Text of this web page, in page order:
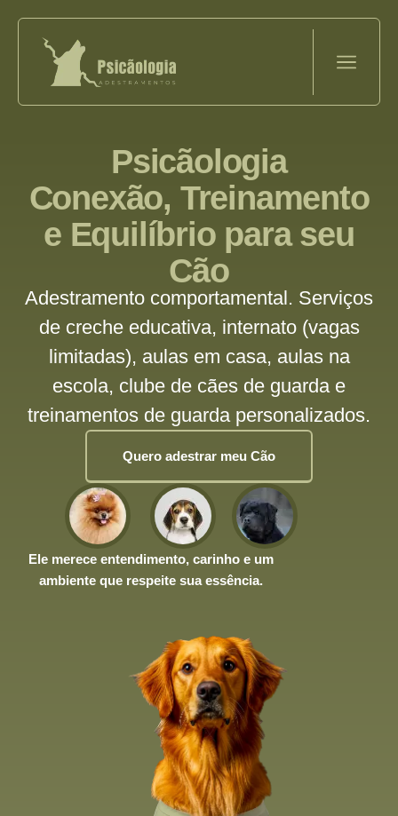
Psicãologia
Conexão, Treinamento
e Equilíbrio para seu
Cão
Adestramento comportamental. Serviços
de creche educativa, internato (vagas
limitadas), aulas em casa, aulas na
escola, clube de cães de guarda e
treinamentos de guarda personalizados.
Quero adestrar meu Cão
Ele merece entendimento, carinho e um
ambiente que respeite sua essência.